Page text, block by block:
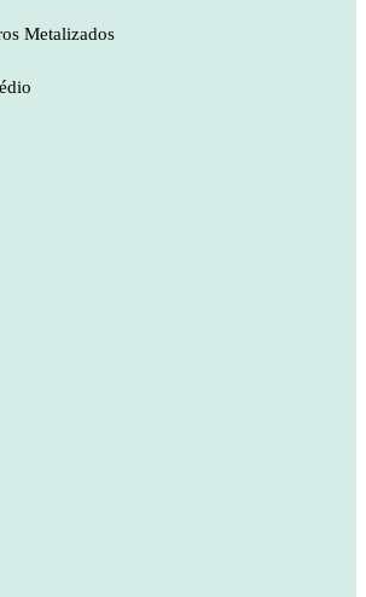
Metalizados